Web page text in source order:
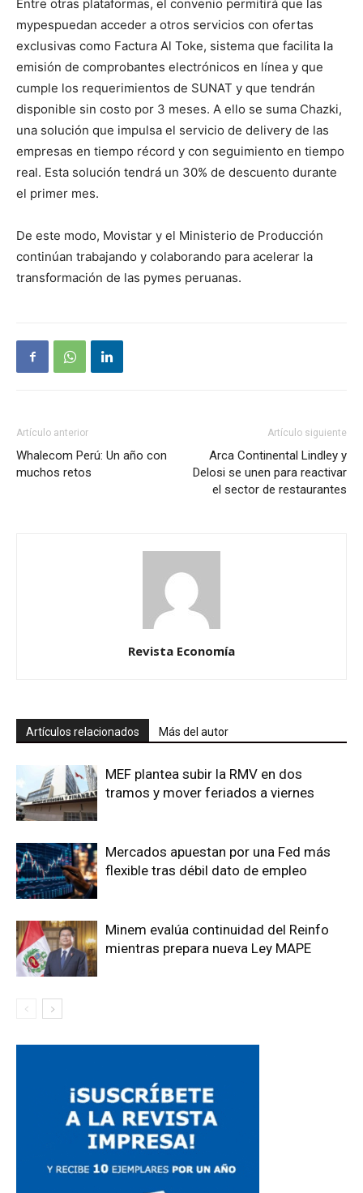
Entre otras plataformas, el convenio permitirá que las
mypespuedan acceder a otros servicios con ofertas
exclusivas como Factura Al Toke, sistema que facilita la
emisión de comprobantes electrónicos en línea y que
cumple los requerimientos de SUNAT y que tendrán
disponible sin costo por 3 meses. A ello se suma Chazki,
una solución que impulsa el servicio de delivery de las
empresas en tiempo récord y con seguimiento en tiempo
real. Esta solución tendrá un 30% de descuento durante
el primer mes.
De este modo, Movistar y el Ministerio de Producción
continúan trabajando y colaborando para acelerar la
transformación de las pymes peruanas.
Artículo anterior
Whalecom Perú: Un año con
muchos retos
Artículo siguiente
Arca Continental Lindley y
Delosi se unen para reactivar
el sector de restaurantes
Revista Economía
Artículos relacionados Más del autor
MEF plantea subir la RMV en dos
tramos y mover feriados a viernes
Mercados apuestan por una Fed más
flexible tras débil dato de empleo
Minem evalúa continuidad del Reinfo
mientras prepara nueva Ley MAPE